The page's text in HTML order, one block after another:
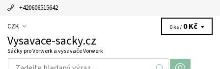
+420606515642
CZK
Vysavace-sacky.cz
Sáčky pro Vorwerk a vysavače Vorwerk
0 ks / 0 Kč